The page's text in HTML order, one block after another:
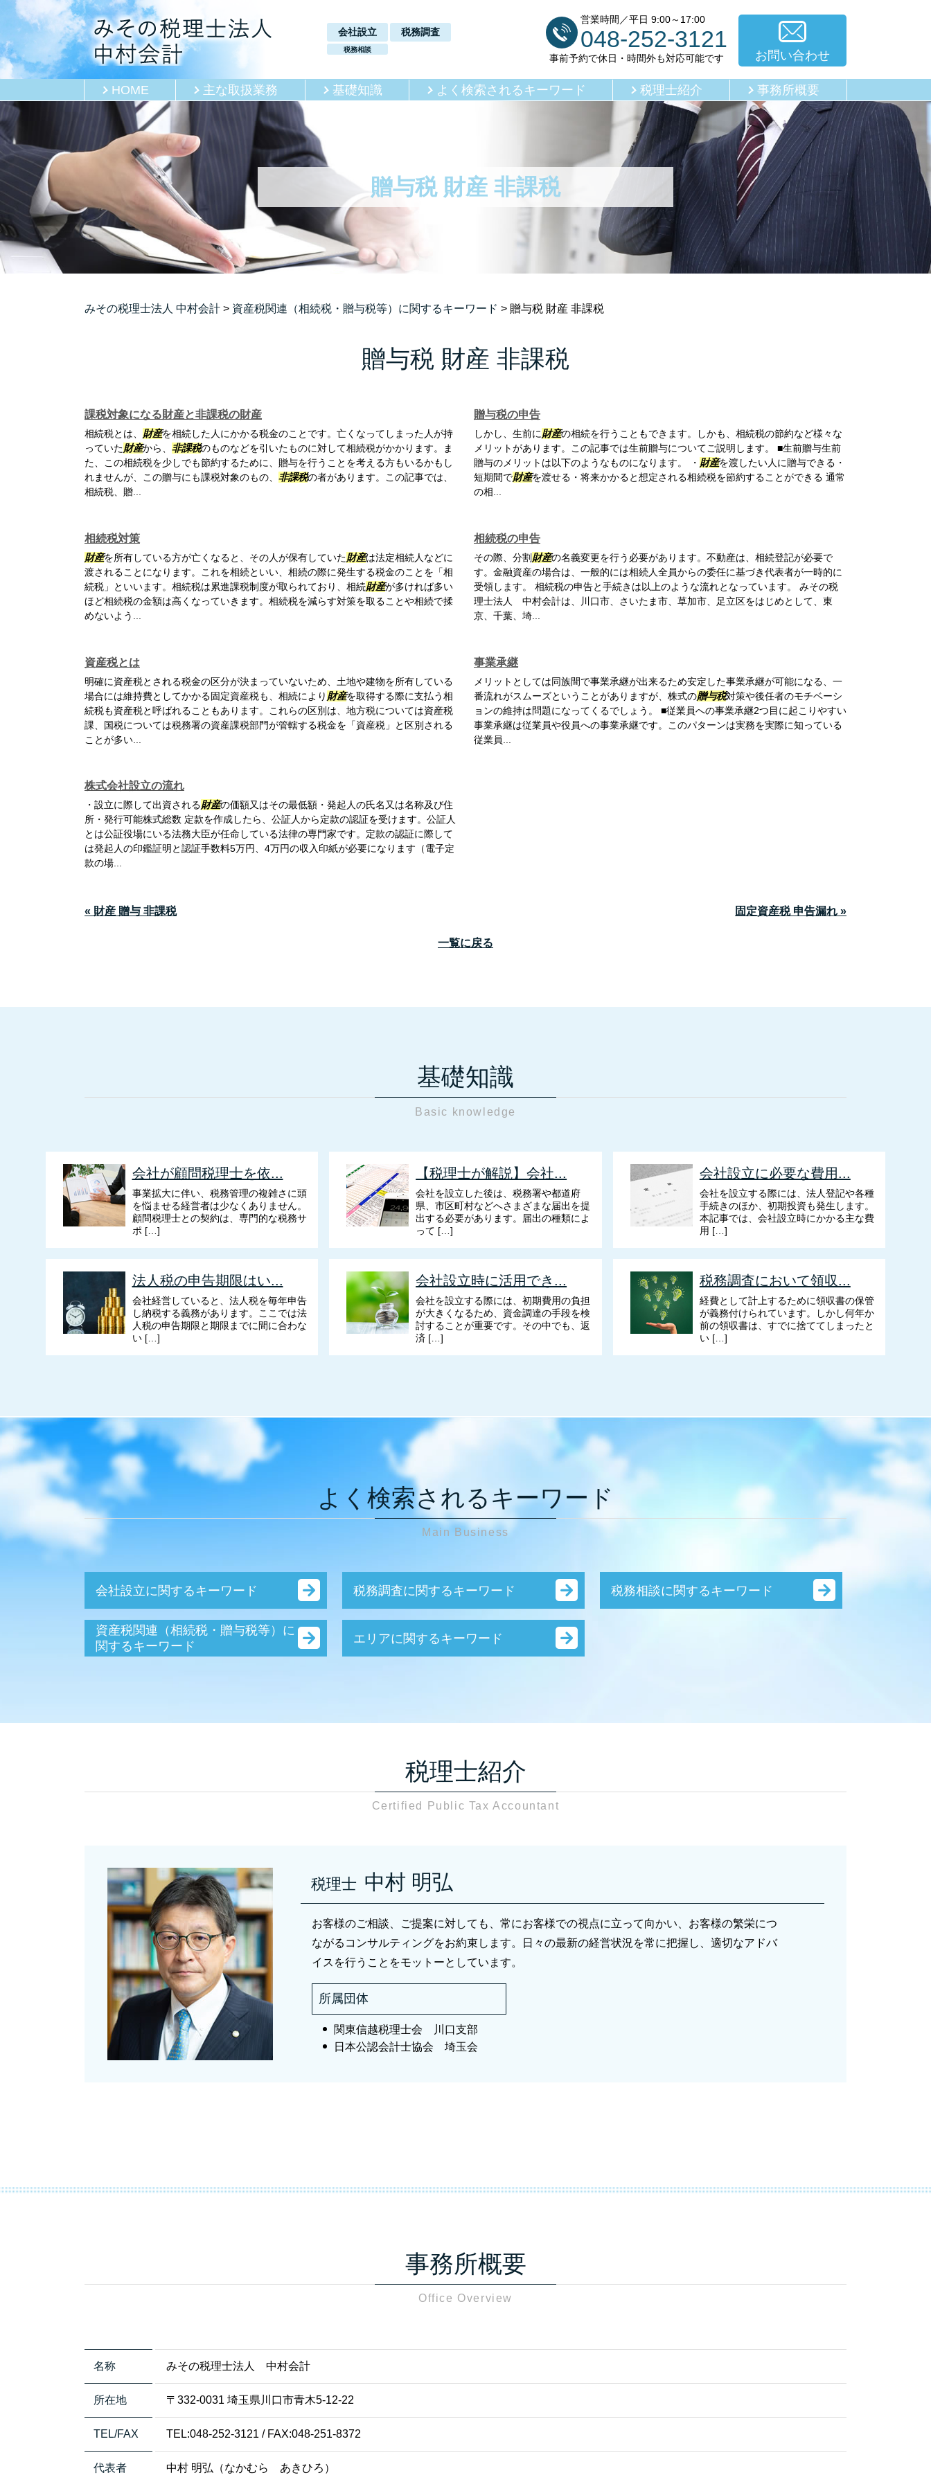
贈与税 財産 非課税
会社設立 税務調査
税務相談
営業時間／平日 9:00～17:00
048-252-3121
事前予約で休日・時間外も対応可能です お問い合わせ
HOME 主な取扱業務 基礎知識 よく検索されるキーワード 税理士紹介 事務所概要
みその税理士法人 中村会計 > 資産税関連（相続税・贈与税等）に関するキーワード > 贈与税 財産 非課税
贈与税 財産 非課税
課税対象になる財産と非課税の財産
相続税とは、 財産を相続した人にかかる税金のことです。亡くなってしまった人が持
っていた財産から、 非課税のものなどを引いたものに対して相続税がかかります。ま
た、この相続税を少しでも節約するために、贈与を行うことを考える方もいるかもし
れませんが、この贈与にも課税対象のもの、 非課税の者があります。この記事では、
相続税、贈...
贈与税の申告
しかし、生前に財産の相続を行うこともできます。しかも、相続税の節約など様々な
メリットがあります。この記事では生前贈与についてご説明します。 ■生前贈与生前
贈与のメリットは以下のようなものになります。 ・ 財産を渡したい人に贈与できる・
短期間で財産を渡せる・将来かかると想定される相続税を節約することができる 通常
の相...
相続税対策
財産を所有している方が亡くなると、その人が保有していた財産は法定相続人などに
渡されることになります。これを相続といい、相続の際に発生する税金のことを「相
続税」といいます。相続税は累進課税制度が取られており、相続財産が多ければ多い
ほど相続税の金額は高くなっていきます。相続税を減らす対策を取ることや相続で揉
めないよう...
相続税の申告
その際、分割 財産の名義変更を行う必要があります。不動産は、相続登記が必要で
す。金融資産の場合は、一般的には相続人全員からの委任に基づき代表者が一時的に
受領します。 相続税の申告と手続きは以上のような流れとなっています。 みその税
理士法人 中村会計は、川口市、さいたま市、草加市、足立区をはじめとして、東
京、千葉、埼...
資産税とは
明確に資産税とされる税金の区分が決まっていないため、土地や建物を所有している
場合には維持費としてかかる固定資産税も、相続により 財産を取得する際に支払う相
続税も資産税と呼ばれることもあります。これらの区別は、地方税については資産税
課、国税については税務署の資産課税部門が管轄する税金を「資産税」と区別される
ことが多い...
事業承継
メリットとしては同族間で事業承継が出来るため安定した事業承継が可能になる、一
番流れがスムーズということがありますが、株式の贈与税対策や後任者のモチベーシ
ョンの維持は問題になってくるでしょう。 ■従業員への事業承継2つ目に起こりやすい
事業承継は従業員や役員への事業承継です。このパターンは実務を実際に知っている
従業員...
株式会社設立の流れ
・設立に際して出資される財産の価額又はその最低額・発起人の氏名又は名称及び住
所・発行可能株式総数 定款を作成したら、公証人から定款の認証を受けます。公証人
とは公証役場にいる法務大臣が任命している法律の専門家です。定款の認証に際して
は発起人の印鑑証明と認証手数料5万円、4万円の収入印紙が必要になります（電子定
款の場...
« 財産 贈与 非課税 固定資産税 申告漏れ »
一覧に戻る
基礎知識
Basic knowledge
会社が顧問税理士を依...
事業拡大に伴い、税務管理の複雑さに頭
を悩ませる経営者は少なくありません。
顧問税理士との契約は、専門的な税務サ
ポ […]
【税理士が解説】会社...
会社を設立した後は、税務署や都道府
県、市区町村などへさまざまな届出を提
出する必要があります。届出の種類によ
って […]
会社設立に必要な費用...
会社を設立する際には、法人登記や各種
手続きのほか、初期投資も発生します。
本記事では、会社設立時にかかる主な費
用 […]
法人税の申告期限はい...
会社経営していると、法人税を毎年申告
し納税する義務があります。ここでは法
人税の申告期限と期限までに間に合わな
い […]
会社設立時に活用でき...
会社を設立する際には、初期費用の負担
が大きくなるため、資金調達の手段を検
討することが重要です。その中でも、返
済 […]
税務調査において領収...
経費として計上するために領収書の保管
が義務付けられています。しかし何年か
前の領収書は、すでに捨ててしまったと
い […]
よく検索されるキーワード
Main Business
会社設立に関するキーワード
e-tax 法人設立届出
法人設立届出書 書き方
会社設立 個人事業主
会社設立 届出
法人設立届出書 書き方 合同会社
会社設立 流れ 合同会社
銀行融資 個人
決算月 決め方
税務調査に関するキーワード
税務調査 中小企業
税務調査 確率
税務調査 個人 いくらから
税務調査 何年分
税務調査 通知
税務調査 領収書
税務調査 書類 必要
税務調査 時期 個人
税務調査 個人事業主
税務相談に関するキーワード
確定申告 必要書類
節税対策 法人化
節税対策 法人
資産税関連（相続税・贈与税等）に
関するキーワード
贈与税 申告 代理
贈与税 申告 どこに
財産 贈与 非課税
贈与税 申告 手引き
資産税 税理士法人
贈与税 非課税 申告しない
贈与税 申告漏れ 相続
相続税
贈与税 基礎控除内 申告
資産税 日本
エリアに関するキーワード
資産税関連 川口市
贈与税 足立区
税務調査 税理士 川口市
贈与税 税理士 川口市
資産税関連 草加市
税務相談 川口市
税務相談 税理士 川口市
会社設立 さいたま市
会社設立 草加市
相続税 税理士 川口市
資産税関連 足立区
税理士紹介
Certified Public Tax Accountant
税理士 中村 明弘
お客様のご相談、ご提案に対しても、常にお客様での視点に立って向かい、お客様の繁栄につ
ながるコンサルティングをお約束します。日々の最新の経営状況を常に把握し、適切なアドバ
イスを行うことをモットーとしています。
所属団体
関東信越税理士会 川口支部
日本公認会計士協会 埼玉会
事務所概要
Office Overview
名称 みその税理士法人 中村会計
所在地 〒332-0031 埼玉県川口市青木5-12-22
TEL/FAX TEL:048-252-3121 / FAX:048-251-8372
代表者 中村 明弘（なかむら あきひろ）